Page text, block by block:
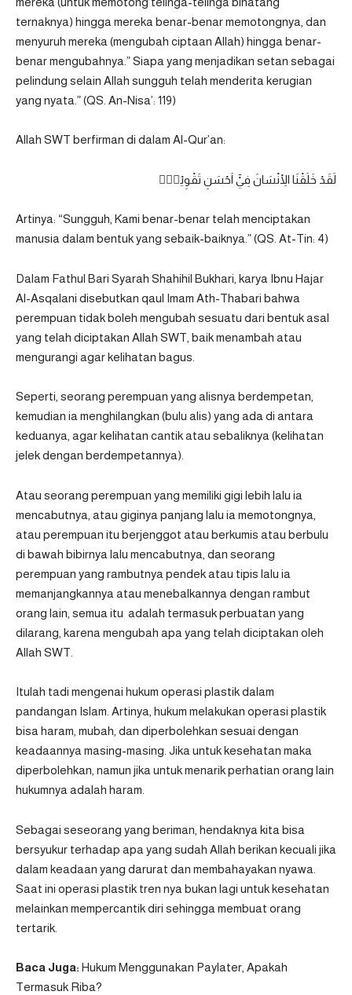
ternaknya) hingga mereka benar-benar memotongnya, dan
menyuruh mereka (mengubah ciptaan Allah) hingga benar-
benar mengubahnya.” Siapa yang menjadikan setan sebagai
pelindung selain Allah sungguh telah menderita kerugian
yang nyata.”(QS. An-Nisa’: 119)
Allah SWT berfirman di dalam Al-Qur’an:
لَقَدْ خَلَقْنَا الْاِنْسَانَ فِيْٓ اَحْسَنِ تَقْوِيْمٍۖ
Artinya: “Sungguh, Kami benar-benar telah menciptakan
manusia dalam bentuk yang sebaik-baiknya.” (QS. At-Tin: 4)
Dalam Fathul Bari Syarah Shahihil Bukhari, karya Ibnu Hajar
Al-Asqalani disebutkan qaul Imam Ath-Thabari bahwa
perempuan tidak boleh mengubah sesuatu dari bentuk asal
yang telah diciptakan Allah SWT, baik menambah atau
mengurangi agar kelihatan bagus.
Seperti, seorang perempuan yang alisnya berdempetan,
kemudian ia menghilangkan (bulu alis) yang ada di antara
keduanya, agar kelihatan cantik atau sebaliknya (kelihatan
jelek dengan berdempetannya).
Atau seorang perempuan yang memiliki gigi lebih lalu ia
mencabutnya, atau giginya panjang lalu ia memotongnya,
atau perempuan itu berjenggot atau berkumis atau berbulu
di bawah bibirnya lalu mencabutnya, dan seorang
perempuan yang rambutnya pendek atau tipis lalu ia
memanjangkannya atau menebalkannya dengan rambut
orang lain, semua itu adalah termasuk perbuatan yang
dilarang, karena mengubah apa yang telah diciptakan oleh
Allah SWT.
Itulah tadi mengenai hukum operasi plastik dalam
pandangan Islam. Artinya, hukum melakukan operasi plastik
bisa haram, mubah, dan diperbolehkan sesuai dengan
keadaannya masing-masing. Jika untuk kesehatan maka
diperbolehkan, namun jika untuk menarik perhatian orang lain
hukumnya adalah haram.
Sebagai seseorang yang beriman, hendaknya kita bisa
bersyukur terhadap apa yang sudah Allah berikan kecuali jika
dalam keadaan yang darurat dan membahayakan nyawa.
Saat ini operasi plastik tren nya bukan lagi untuk kesehatan
melainkan mempercantik diri sehingga membuat orang
tertarik.
Baca Juga: Hukum Menggunakan Paylater, Apakah
Termasuk Riba?